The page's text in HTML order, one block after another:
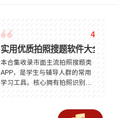
4
实用优质拍照搜题软件大全
本合集收录市面主流拍照搜题类
APP，是学生与辅导人群的常用
学习工具。核心拥有拍照识别、
有不同，综合款覆盖全学科习题